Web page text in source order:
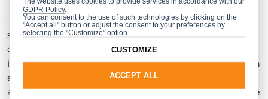
– Communiquer de manière transparente sur nos
systèmes et permettre l'évaluation et la
comparaison des solutions est d'une grande
importance pour nous. L'obtention d'une déclaration
environnementale de type III pour les profilés
aluminium Aluprof est une étape importante dans le
GDPR Policy.
You can consent to the use of such technologies by clicking on the
"Accept all" button or adjust the consent to your preferences by
selecting the "Customize" option.
ACCEPT ALL
CUSTOMIZE